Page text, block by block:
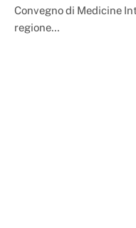
Convegno di Medicine
regione…